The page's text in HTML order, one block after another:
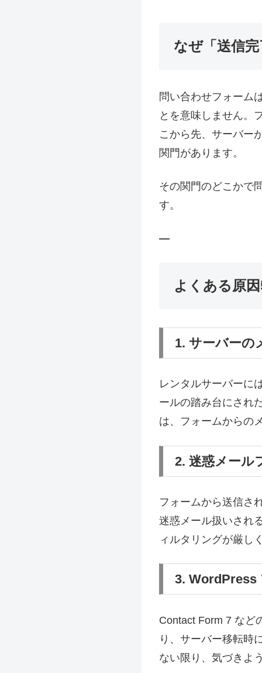
なぜ「送信
問い合わせフォーム
とを意味しません。
こから先、サーバー
関門があります。
その関門のどこかで
す。
—
よくある原
1. サーバーの
レンタルサーバーに
ールの踏み台にされ
は、フォームからの
2. 迷惑メール
フォームから送信さ
迷惑メール扱いされ
ィルタリングが厳し
3. WordPress
Contact Form 7 など
り、サーバー移転時
ない限り、気づきよ